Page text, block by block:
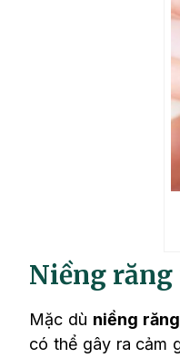
Niềng răng
Mặc dù niềng
có thể gây ra cảm